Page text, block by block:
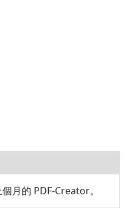
月的 PDF-Creator。